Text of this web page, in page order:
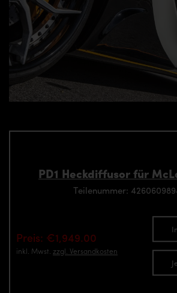
PD1 Heckdiffusor für
Teilenummer:
Preis: €1,949.00
inkl. Mwst. zzgl. Versandkosten